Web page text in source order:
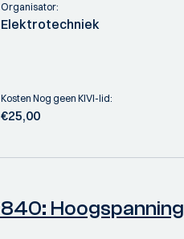
Organisator:
Elektrotechniek
Kosten Nog geen KIVI-lid:
€25,00
Hoogspanning